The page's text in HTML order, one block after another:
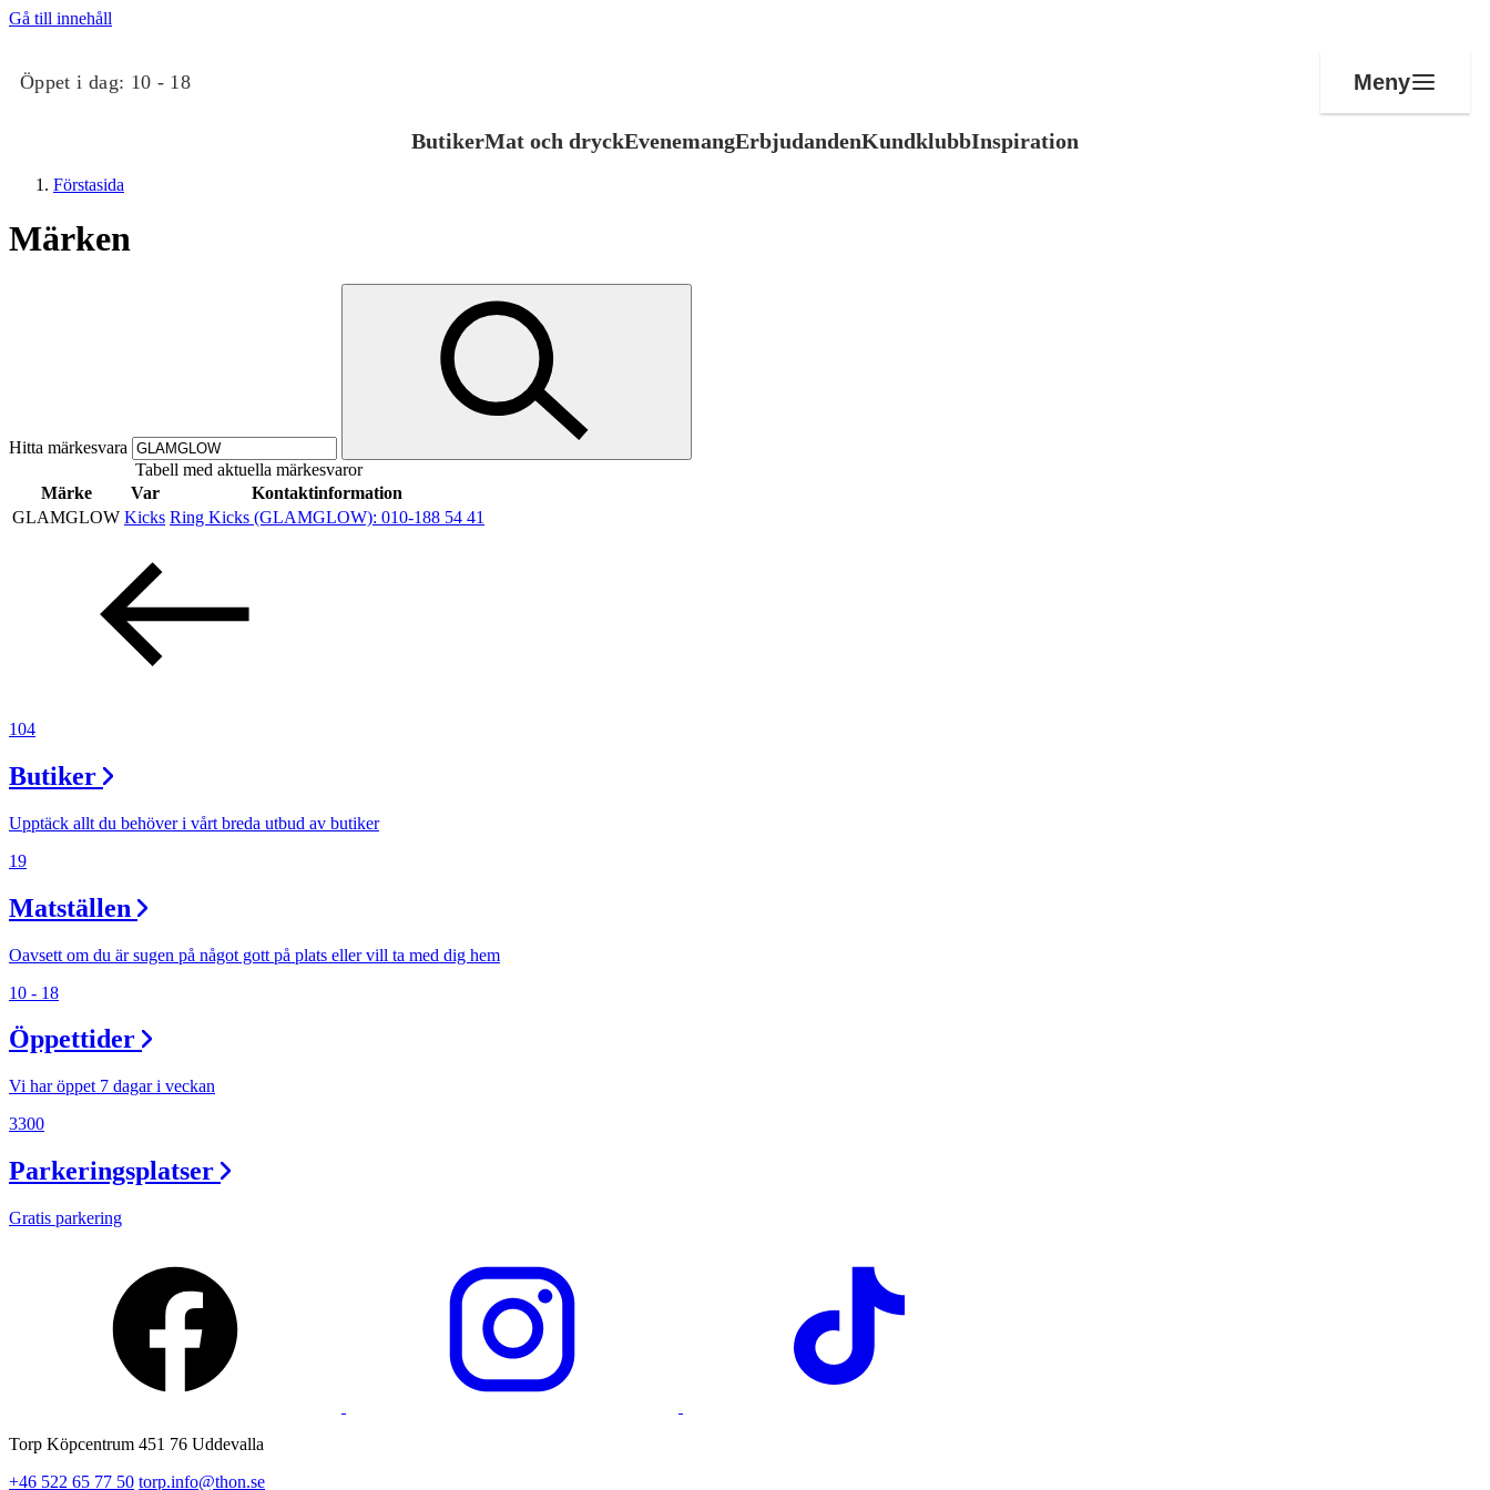
Gå till innehåll
Öppet i dag: 10 - 18 Meny
ButikerMat och dryckEvenemangErbjudandenKundklubbInspiration
Mat och dryck
Evenemang
Erbjudanden
Kundklubb
Sök
Öppettider
Praktisk information
Magasin
Presentkort
Förstasida
Märken
Hitta märkesvara
Tabell med aktuella märkesvaror
Märke
Var
Kontaktinformation
GLAMGLOW Kicks Ring Kicks (GLAMGLOW): 010-188 54 41
104
Butiker
Upptäck allt du behöver i vårt breda utbud av butiker
19
Matställen
Oavsett om du är sugen på något gott på plats eller vill ta med dig hem
10 - 18
Öppettider
Vi har öppet 7 dagar i veckan
3300
Parkeringsplatser
Gratis parkering
Torp Köpcentrum 451 76 Uddevalla
+46 522 65 77 50 torp.info@thon.se